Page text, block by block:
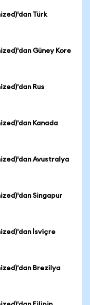
Türk
Güney Kore
Rus
Kanada
Avustralya
Singapur
İsviçre
Brezilya